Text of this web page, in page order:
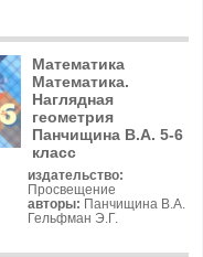
Математика
Математика.
Наглядная
геометрия
Панчищина В.А. 5-6
класс
издательство:
Просвещение
авторы: Панчищина В.А.
Гельфман Э.Г.